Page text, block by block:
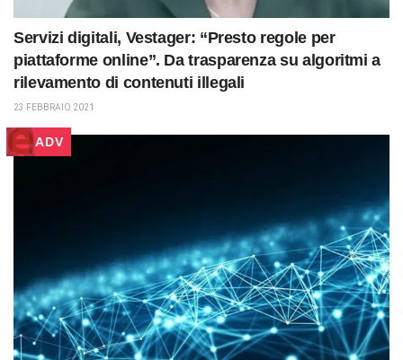
Servizi digitali, Vestager: “Presto regole per
piattaforme online”. Da trasparenza su algoritmi a
rilevamento di contenuti illegali
23 FEBBRAIO 2021
ADV